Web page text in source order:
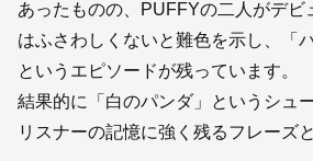
あったものの、PUFFYの二人がデビ
はふさわしくないと難色を示し、「
というエピソードが残っています。
結果的に「白のパンダ」というシュ
リスナーの記憶に強く残るフレーズ